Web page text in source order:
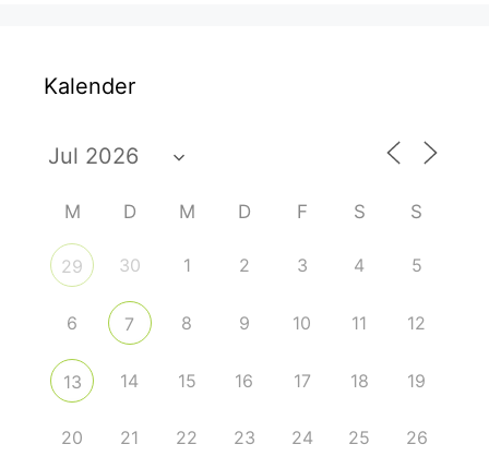
Kalender
M D M D F S S
29 30 1 2 3 4 5
6 7 8 9 10 11 12
13 14 15 16 17 18 19
20 21 22 23 24 25 26